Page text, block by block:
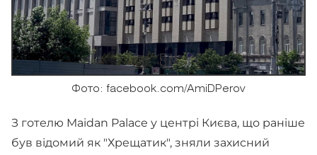
Фото: facebook.com/AmiDPerov
З готелю Maidan Palace у центрі Києва, що раніше
був відомий як "Хрещатик", зняли захисний